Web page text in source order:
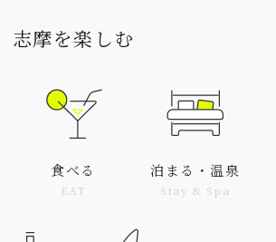
志摩を楽しむ
食べる
EAT
泊まる・温泉
Stay & Spa